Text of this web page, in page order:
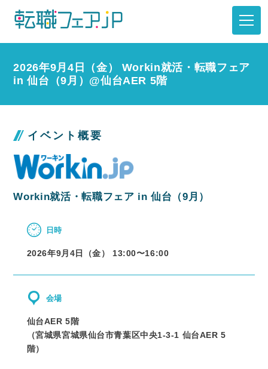
2026年9月4日（金） Workin就活・転職フェア
in 仙台（9月）@仙台AER 5階
イベント概要
Workin就活・転職フェア in 仙台（9月）
日時
2026年9月4日（金） 13:00〜16:00
会場
仙台AER 5階
（宮城県宮城県仙台市青葉区中央1-3-1 仙台AER 5
階）